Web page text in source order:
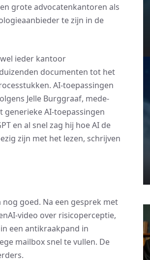
grote advocatenkantoren als
te zijn in de
ieder kantoor
documenten tot het
AI-toepassingen
Jelle Burggraaf, mede-
AI-toepassingen
en al snel zag hij hoe AI de
zijn met het lezen, schrijven
goed. Na een gesprek met
video over risicoperceptie,
een antikraakpand in
mailbox snel te vullen. De